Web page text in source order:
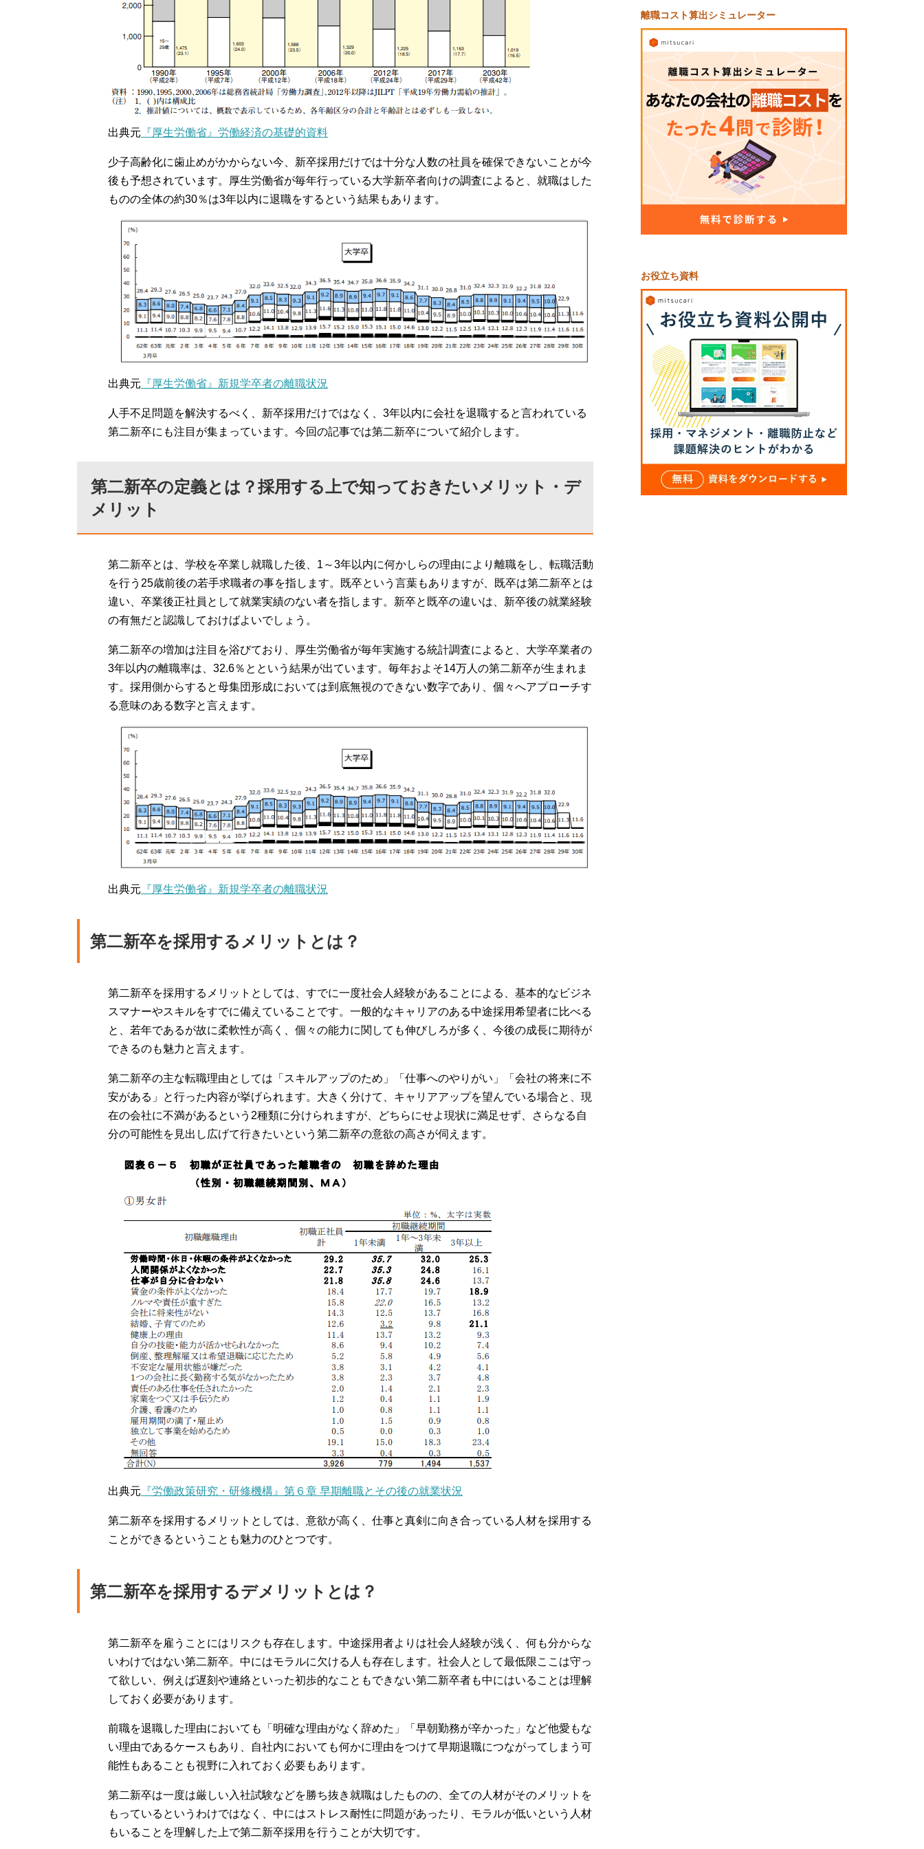
出典元 『厚生労働省』労働経済の基礎的資料
少子高齢化に歯止めがかからない今、新卒採用だけでは十分な人数の社員を確保できないことが今
後も予想されています。厚生労働省が毎年行っている大学新卒者向けの調査によると、就職はした
ものの全体の約30％は3年以内に退職をするという結果もあります。
出典元 『厚生労働省』新規学卒者の離職状況
人手不足問題を解決するべく、新卒採用だけではなく、3年以内に会社を退職すると言われている
第二新卒にも注目が集まっています。今回の記事では第二新卒について紹介します。
第二新卒の定義とは？採用する上で知っておきたいメリット・デ
メリット
第二新卒とは、学校を卒業し就職した後、1～3年以内に何かしらの理由により離職をし、転職活動
を行う25歳前後の若手求職者の事を指します。既卒という言葉もありますが、既卒は第二新卒とは
違い、卒業後正社員として就業実績のない者を指します。新卒と既卒の違いは、新卒後の就業経験
の有無だと認識しておけばよいでしょう。
第二新卒の増加は注目を浴びており、厚生労働省が毎年実施する統計調査によると、大学卒業者の
3年以内の離職率は、32.6％とという結果が出ています。毎年およそ14万人の第二新卒が生まれま
す。採用側からすると母集団形成においては到底無視のできない数字であり、個々へアプローチす
る意味のある数字と言えます。
出典元 『厚生労働省』新規学卒者の離職状況
第二新卒を採用するメリットとは？
第二新卒を採用するメリットとしては、すでに一度社会人経験があることによる、基本的なビジネ
スマナーやスキルをすでに備えていることです。一般的なキャリアのある中途採用希望者に比べる
と、若年であるが故に柔軟性が高く、個々の能力に関しても伸びしろが多く、今後の成長に期待が
できるのも魅力と言えます。
第二新卒の主な転職理由としては「スキルアップのため」「仕事へのやりがい」「会社の将来に不
安がある」と行った内容が挙げられます。大きく分けて、キャリアアップを望んでいる場合と、現
在の会社に不満があるという2種類に分けられますが、どちらにせよ現状に満足せず、さらなる自
分の可能性を見出し広げて行きたいという第二新卒の意欲の高さが伺えます。
出典元 『労働政策研究・研修機構』第６章 早期離職とその後の就業状況
第二新卒を採用するメリットとしては、意欲が高く、仕事と真剣に向き合っている人材を採用する
ことができるということも魅力のひとつです。
第二新卒を採用するデメリットとは？
第二新卒を雇うことにはリスクも存在します。中途採用者よりは社会人経験が浅く、何も分からな
いわけではない第二新卒。中にはモラルに欠ける人も存在します。社会人として最低限ここは守っ
て欲しい、例えば遅刻や連絡といった初歩的なこともできない第二新卒者も中にはいることは理解
しておく必要があります。
前職を退職した理由においても「明確な理由がなく辞めた」「早朝勤務が辛かった」など他愛もな
い理由であるケースもあり、自社内においても何かに理由をつけて早期退職につながってしまう可
能性もあることも視野に入れておく必要もあります。
第二新卒は一度は厳しい入社試験などを勝ち抜き就職はしたものの、全ての人材がそのメリットを
もっているというわけではなく、中にはストレス耐性に問題があったり、モラルが低いという人材
もいることを理解した上で第二新卒採用を行うことが大切です。
離職コスト算出シミュレーター
お役立ち資料